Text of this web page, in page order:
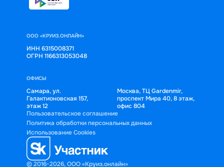
ООО «КРУИЗ.ОНЛАЙН»
ИНН 6315008371
ОГРН 1166313053048
ОФИСЫ
Самара, ул.
Галактионовская 157,
этаж 12
Москва, ТЦ Gardenmir,
проспект Мира 40, 8 этаж,
офис 804
© 2016-2026, ООО «Круиз.онлайн»
Пользовательское соглашение
Политика обработки персональных данных
Использование Cookies